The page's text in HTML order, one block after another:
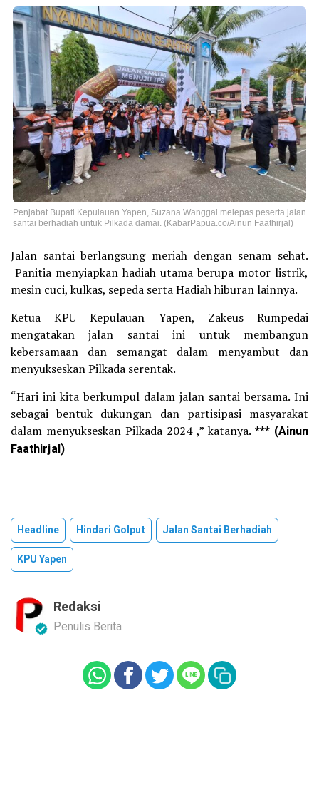
Penjabat Bupati Kepulauan Yapen, Suzana Wanggai melepas peserta jalan
santai berhadiah untuk Pilkada damai. (KabarPapua.co/Ainun Faathirjal)
Jalan santai berlangsung meriah dengan senam sehat.
Panitia menyiapkan hadiah utama berupa motor listrik,
mesin cuci, kulkas, sepeda serta Hadiah hiburan lainnya.
Ketua KPU Kepulauan Yapen, Zakeus Rumpedai
mengatakan jalan santai ini untuk membangun
kebersamaan dan semangat dalam menyambut dan
menyukseskan Pilkada serentak.
“Hari ini kita berkumpul dalam jalan santai bersama. Ini
sebagai bentuk dukungan dan partisipasi masyarakat
dalam menyukseskan Pilkada 2024 ,” katanya. *** (Ainun
Faathirjal)
Headline Hindari Golput
Jalan Santai Berhadiah
KPU Yapen
Redaksi
Penulis Berita